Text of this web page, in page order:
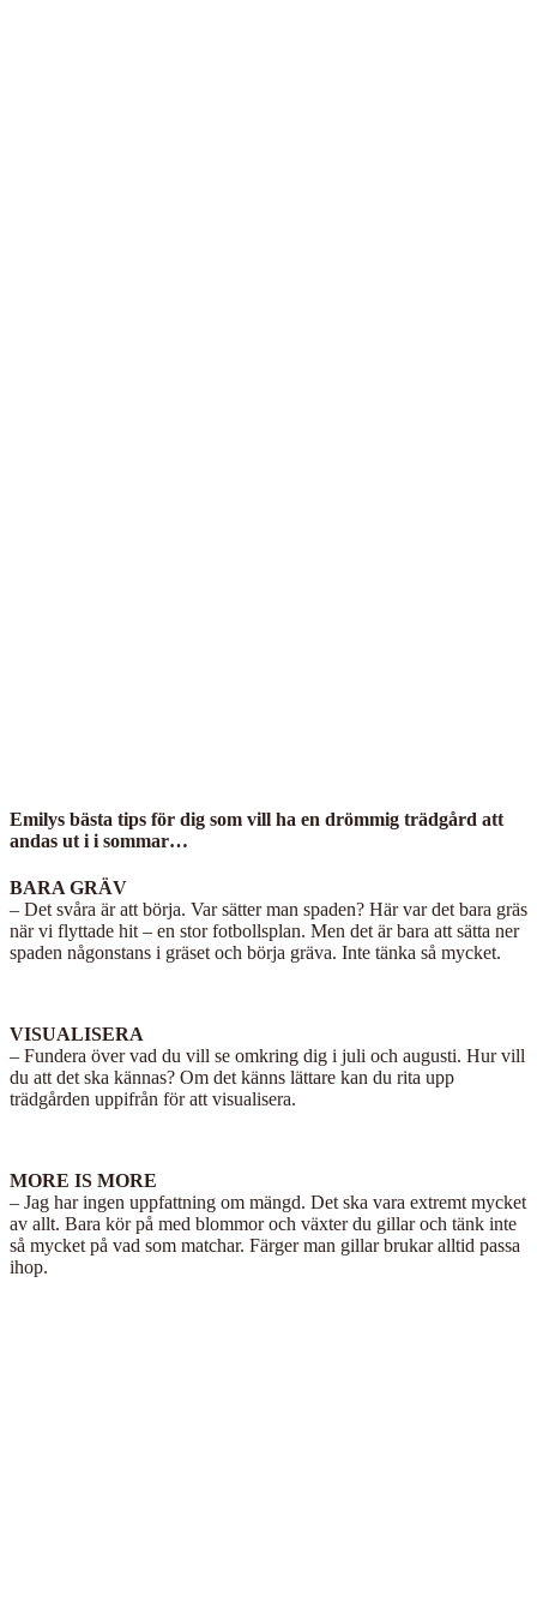
Emilys bästa tips för dig som vill ha en drömmig trädgård att
andas ut i i sommar…
BARA GRÄV
– Det svåra är att börja. Var sätter man spaden? Här var det bara gräs
när vi flyttade hit – en stor fotbollsplan. Men det är bara att sätta ner
spaden någonstans i gräset och börja gräva. Inte tänka så mycket.
VISUALISERA
– Fundera över vad du vill se omkring dig i juli och augusti. Hur vill
du att det ska kännas? Om det känns lättare kan du rita upp
trädgården uppifrån för att visualisera.
MORE IS MORE
– Jag har ingen uppfattning om mängd. Det ska vara extremt mycket
av allt. Bara kör på med blommor och växter du gillar och tänk inte
så mycket på vad som matchar. Färger man gillar brukar alltid passa
ihop.